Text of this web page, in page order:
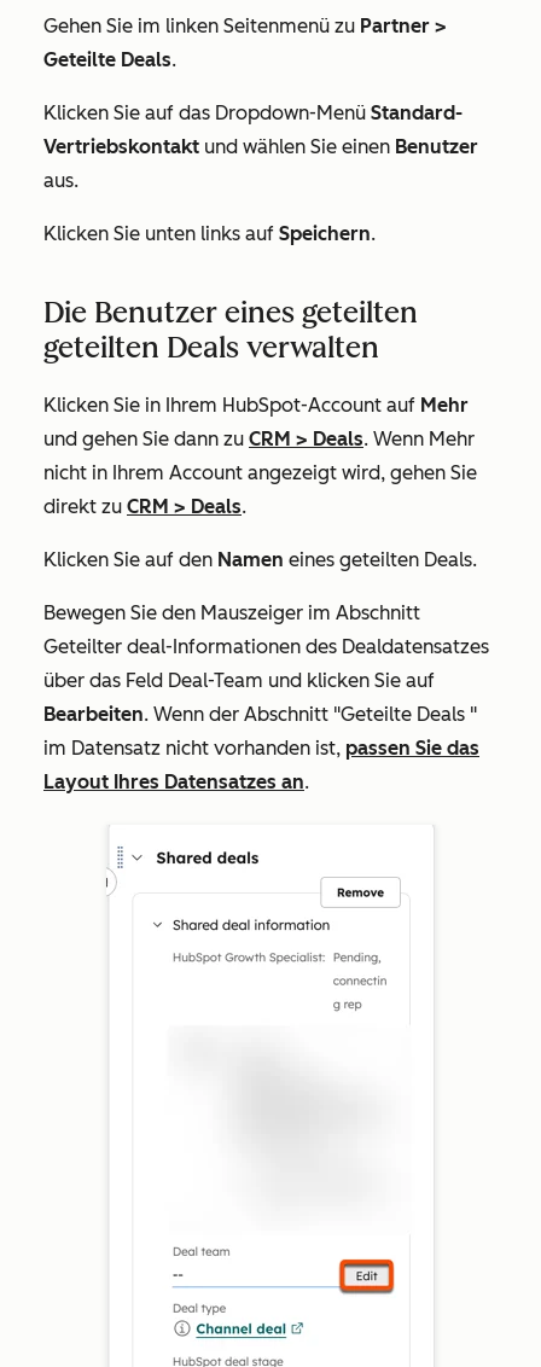
Gehen Sie im linken Seitenmenü zu Partner >
Geteilte Deals.
Klicken Sie auf das Dropdown-Menü Standard-
Vertriebskontakt und wählen Sie einen Benutzer
aus.
Klicken Sie unten links auf Speichern.
Die Benutzer eines geteilten
geteilten Deals verwalten
Klicken Sie in Ihrem HubSpot-Account auf Mehr
und gehen Sie dann zu CRM > Deals. Wenn Mehr
nicht in Ihrem Account angezeigt wird, gehen Sie
direkt zu CRM > Deals.
Klicken Sie auf den Namen eines geteilten Deals.
Bewegen Sie den Mauszeiger im Abschnitt
Geteilter deal-Informationen des Dealdatensatzes
über das Feld Deal-Team und klicken Sie auf
Bearbeiten. Wenn der Abschnitt "Geteilte Deals "
im Datensatz nicht vorhanden ist, passen Sie das
Layout Ihres Datensatzes an.